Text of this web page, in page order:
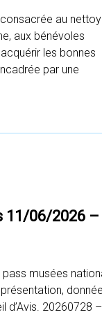
au
aux bénévoles
les bonnes
par une
11/06/2026 –
musées
d’Avis. 20260728